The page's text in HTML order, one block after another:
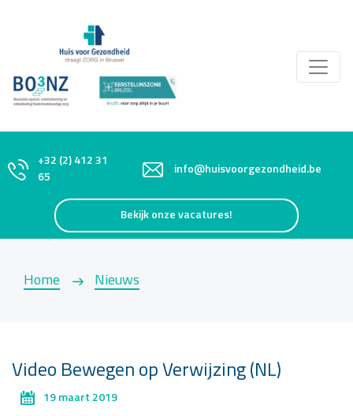
+32 (2) 412 31
65
info@huisvoorgezondheid.be
Bekijk onze vacatures!
Home Nieuws
Video Bewegen op Verwijzing (NL)
19 maart 2019